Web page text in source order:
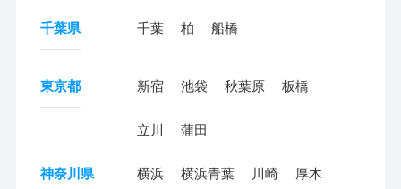
千葉県 千葉 柏 船橋
東京都 新宿 池袋 秋葉原 板橋
立川 蒲田
神奈川県 横浜 横浜青葉 川崎 厚木